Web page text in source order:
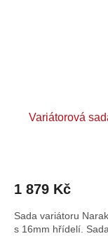
Variátorová
1 879 Kč
Sada variátoru
s 16mm hřídelí.